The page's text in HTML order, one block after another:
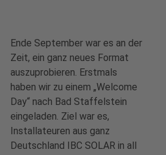
Ende September war es an der
Zeit, ein ganz neues Format
auszuprobieren. Erstmals
haben wir zu einem „Welcome
Day“ nach Bad Staffelstein
eingeladen. Ziel war es,
Installateuren aus ganz
Deutschland IBC SOLAR in all